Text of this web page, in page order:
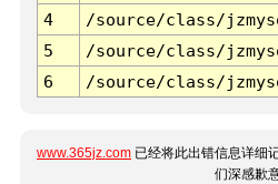
4
/source/class/
5
/source/class/
6
/source/class/
www.365jz.com 已经将此出错信息详细
们深感歉